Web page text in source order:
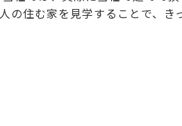
住む家を見学することで、き